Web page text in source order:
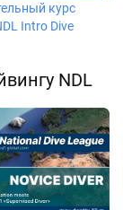
курс
Intro Dive
NDL